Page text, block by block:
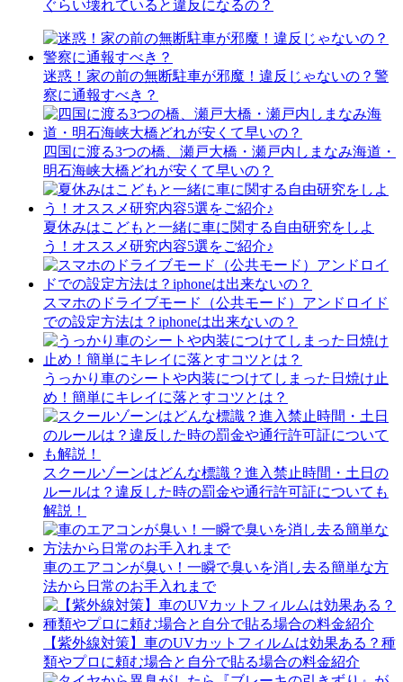
ぐらい壊れていると違反になるの？
迷惑！家の前の無断駐車が邪魔！違反じゃないの？警
察に通報すべき？
四国に渡る3つの橋、瀬戸大橋・瀬戸内しまなみ海道・
明石海峡大橋どれが安くて早いの？
夏休みはこどもと一緒に車に関する自由研究をしよ
う！オススメ研究内容5選をご紹介♪
スマホのドライブモード（公共モード）アンドロイド
での設定方法は？iphoneは出来ないの？
うっかり車のシートや内装につけてしまった日焼け止
め！簡単にキレイに落とすコツとは？
スクールゾーンはどんな標識？進入禁止時間・土日の
ルールは？違反した時の罰金や通行許可証についても
解説！
車のエアコンが臭い！一瞬で臭いを消し去る簡単な方
法から日常のお手入れまで
【紫外線対策】車のUVカットフィルムは効果ある？種
類やプロに頼む場合と自分で貼る場合の料金紹介